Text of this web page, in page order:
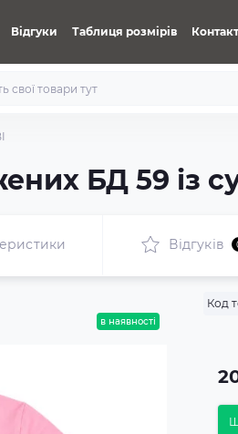
Відгуки Таблиця розмірів
БД 59 із
Відгуків
в наявності
Код